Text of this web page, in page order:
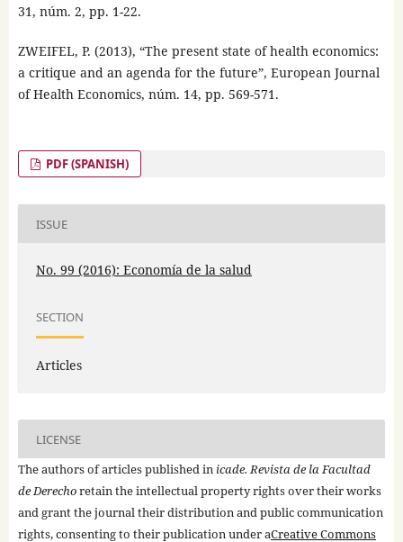
31, núm. 2, pp. 1-22.
ZWEIFEL, P. (2013), “The present state of health economics:
a critique and an agenda for the future”, European Journal
of Health Economics, núm. 14, pp. 569-571.
PDF (SPANISH)
ISSUE
No. 99 (2016): Economía de la salud
SECTION
Articles
LICENSE
The authors of articles published in icade. Revista de la Facultad
de Derechoretain the intellectual property rights over their works
and grant the journal their distribution and public communication
rights, consenting to their publication under aCreative Commons